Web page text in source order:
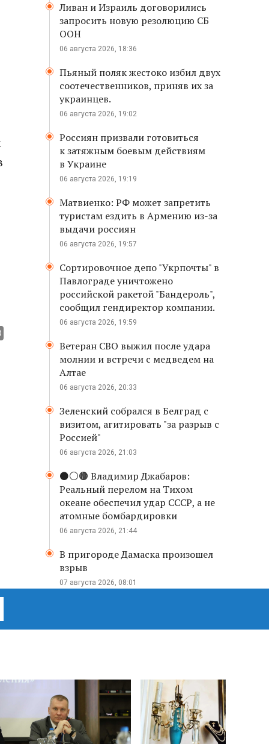
Ливан и Израиль договорились
запросить новую резолюцию СБ
ООН
06 августа 2026, 18:36
Пьяный поляк жестоко избил двух
соотечественников, приняв их за
украинцев.
06 августа 2026, 19:02
Россиян призвали готовиться
к затяжным боевым действиям
в Украине
06 августа 2026, 19:19
Матвиенко: РФ может запретить
туристам ездить в Армению из-за
выдачи россиян
06 августа 2026, 19:57
Сортировочное депо "Укрпочты" в
Павлограде уничтожено
российской ракетой "Бандероль",
сообщил гендиректор компании.
06 августа 2026, 19:59
Ветеран СВО выжил после удара
молнии и встречи с медведем на
Алтае
06 августа 2026, 20:33
Зеленский собрался в Белград с
визитом, агитировать "за разрыв с
Россией"
06 августа 2026, 21:03
⚫️⚪️🟤 Владимир Джабаров:
Реальный перелом на Тихом
океане обеспечил удар СССР, а не
атомные бомбардировки
06 августа 2026, 21:44
В пригороде Дамаска произошел
взрыв
07 августа 2026, 08:01